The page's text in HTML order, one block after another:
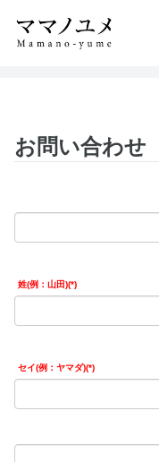
お問い合わせ
姓(例：山田)
セイ(例：ヤマダ)